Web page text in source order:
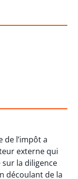
de l’impôt a
externe qui
la diligence
découlant de la